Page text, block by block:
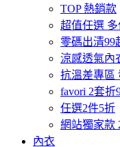
TOP 熱銷款
超值任選
零碼出清99
涼感透氣內
抗溫差專區
favori 2套折
任選2件5折
網站獨家款
內衣